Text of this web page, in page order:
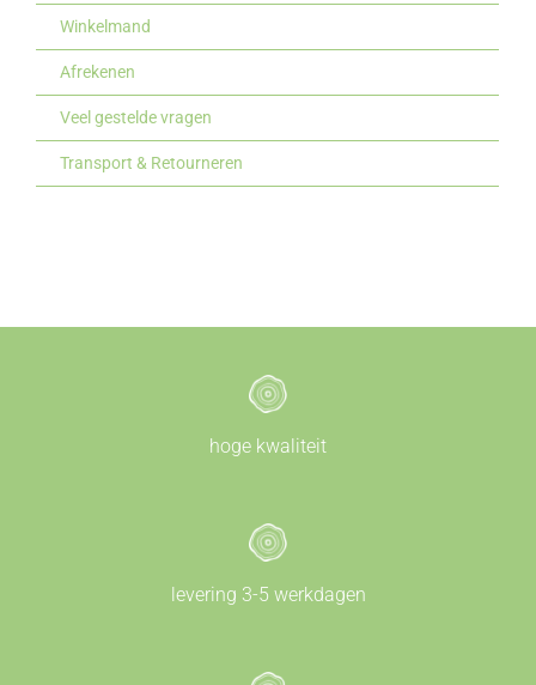
Winkelmand
Afrekenen
Veel gestelde vragen
Transport & Retourneren
hoge kwaliteit
levering 3-5 werkdagen